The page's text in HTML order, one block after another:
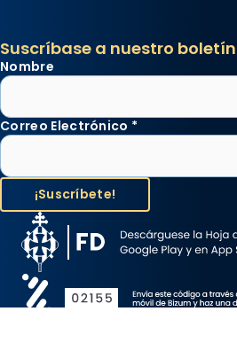
Suscríbase a nuestro
Nombre
Correo Electrónico *